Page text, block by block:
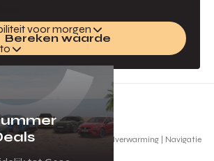
voor morgen
Bereken waarde
CoD Ambition | Leder | Stoelverwarming | Navigatie